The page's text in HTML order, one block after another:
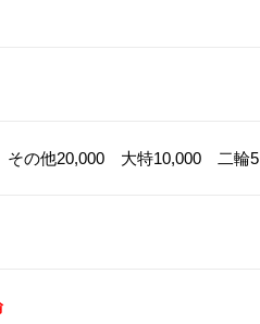
の他20,000 大特10,000 二輪